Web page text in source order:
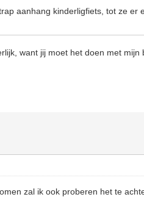
aanhang kinderligfiets, tot ze er
want jij moet het doen met mijn
zal ik ook proberen het te